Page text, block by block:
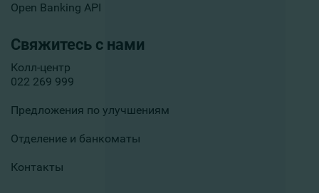
Open Banking API
Свяжитесь с нами
Колл-центр
022 269 999
Предложения по улучшениям
Отделение и банкоматы
Контакты